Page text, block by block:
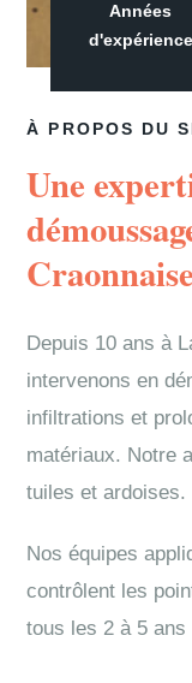
À PROPOS DU
Une
Craonnaise
Depuis 10 ans à
intervenons en
infiltrations et
matériaux. Notre
tuiles et ardoises.
Nos équipes
contrôlent les
tous les 2 à 5 ans
Années
d'expérience